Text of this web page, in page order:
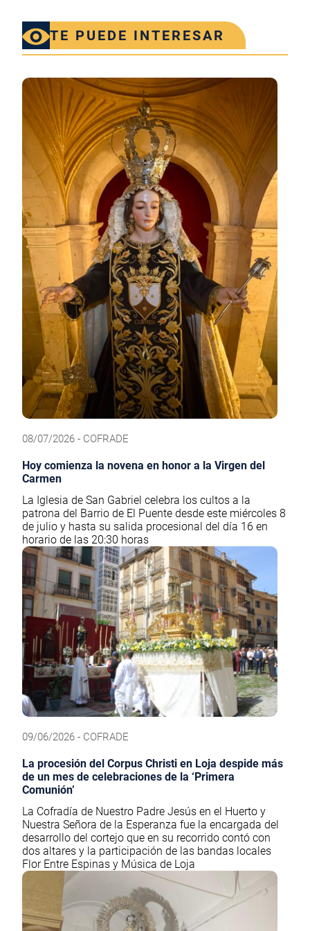
TE PUEDE INTERESAR
08/07/2026 - COFRADE
Hoy comienza la novena en honor a la Virgen del
Carmen
La Iglesia de San Gabriel celebra los cultos a la
patrona del Barrio de El Puente desde este miércoles 8
de julio y hasta su salida procesional del día 16 en
horario de las 20:30 horas
09/06/2026 - COFRADE
La procesión del Corpus Christi en Loja despide más
de un mes de celebraciones de la ‘Primera
Comunión’
La Cofradía de Nuestro Padre Jesús en el Huerto y
Nuestra Señora de la Esperanza fue la encargada del
desarrollo del cortejo que en su recorrido contó con
dos altares y la participación de las bandas locales
Flor Entre Espinas y Música de Loja